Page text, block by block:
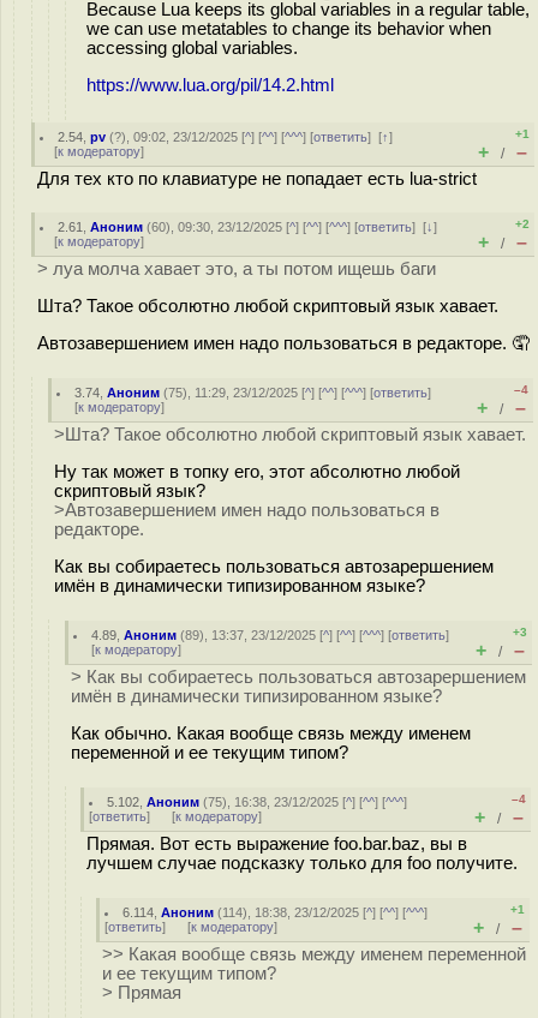
Because Lua keeps its global variables in a regular table,
we can use metatables to change its behavior when
accessing global variables.
https://www.lua.org/pil/14.2.html
2.54 ,pv (?), 09:02, 23/12/2025 [^] [^^] [^^^] [ответить][↑]
[к модератору]
+1
+ / –
Для тех кто по клавиатуре не попадает есть lua-strict
2.61 ,Аноним (60), 09:30, 23/12/2025 [^] [^^] [^^^] [ответить][↓]
[к модератору]
+2
+ / –
> луа молча хавает это, а ты потом ищешь баги
Шта? Такое обсолютно любой скриптовый язык хавает.
Автозавершением имен надо пользоваться в редакторе. 🤦
3.74 ,Аноним (75), 11:29, 23/12/2025 [^] [^^] [^^^] [ответить]
[к модератору]
–4
+ / –
>Шта? Такое обсолютно любой скриптовый язык хавает.
Ну так может в топку его, этот абсолютно любой
скриптовый язык?
>Автозавершением имен надо пользоваться в
редакторе.
Как вы собираетесь пользоваться автозарершением
имён в динамически типизированном языке?
4.89 ,Аноним (89), 13:37, 23/12/2025 [^] [^^] [^^^] [ответить]
[к модератору]
+3
+ / –
> Как вы собираетесь пользоваться автозарершением
имён в динамически типизированном языке?
Как обычно. Какая вообще связь между именем
переменной и ее текущим типом?
5.102 ,Аноним (75), 16:38, 23/12/2025 [^] [^^] [^^^]
[ответить] [к модератору]
–4
+ / –
Прямая. Вот есть выражение foo.bar.baz, вы в
лучшем случае подсказку только для foo получите.
6.114 ,Аноним (114), 18:38, 23/12/2025 [^] [^^] [^^^]
[ответить] [к модератору]
+1
+ / –
>> Какая вообще связь между именем переменной
и ее текущим типом?
> Прямая